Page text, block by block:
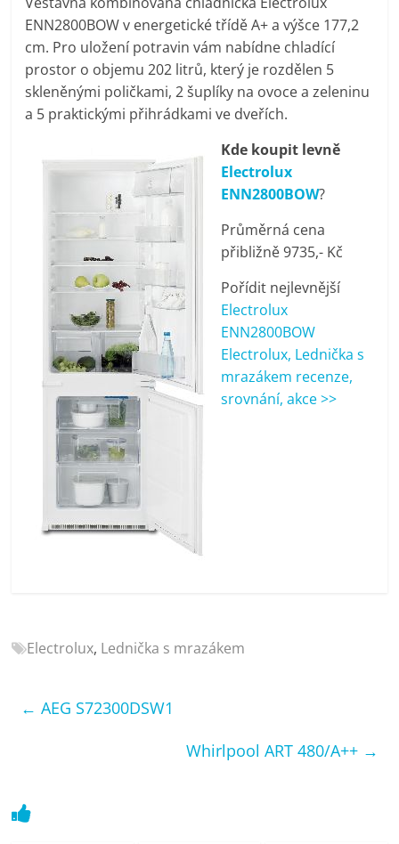
pračky,
televize,
notebooky,
mobilní
telefony,
kávovary,
bazény
Nejlepší
elektronika
porovnání
Elektro
recenze,
notebooky,
ENN2800BOW v energetické třídě A+ a výšce 177,2
cm. Pro uložení potravin vám nabídne chladící
prostor o objemu 202 litrů, který je rozdělen 5
skleněnými poličkami, 2 šuplíky na ovoce a zeleninu
a 5 praktickými přihrádkami ve dveřích.
Kde koupit levně
Electrolux
ENN2800BOW?
Průměrná cena
přibližně 9735,- Kč
Pořídit nejlevnější
Electrolux
ENN2800BOW
Electrolux, Lednička s
mrazákem recenze,
srovnání, akce >>
Electrolux, Lednička s mrazákem
← AEG S72300DSW1
Whirlpool ART 480/A++ →